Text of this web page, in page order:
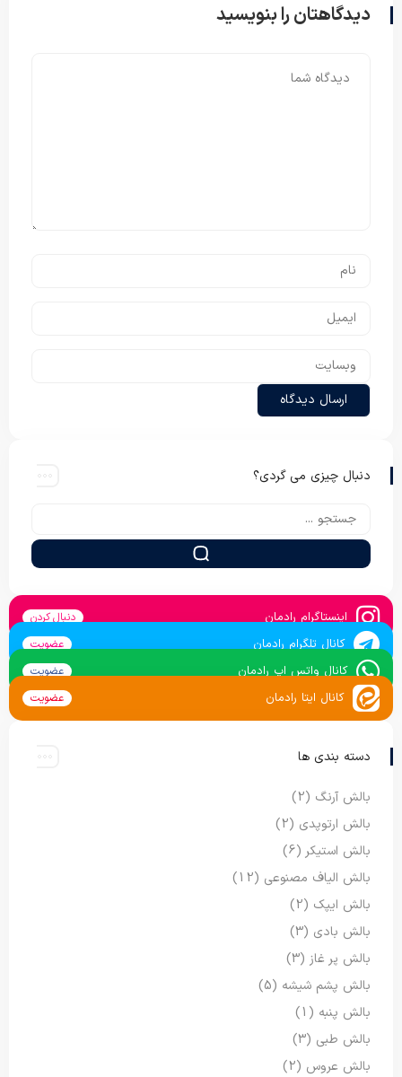
دیدگاهتان را بنویسید
دنبال چیزی می گردی؟
اینستاگرام رادمان دنبال کردن
کانال تلگرام رادمان عضویت
کانال واتس اپ رادمان عضویت
کانال ایتا رادمان عضویت
دسته بندی ها
بالش آرنگ (2)
بالش ارتوپدی (2)
بالش استیکر (6)
بالش الیاف مصنوعی (12)
بالش ایپک (2)
بالش بادی (3)
بالش پر غاز (3)
بالش پشم شیشه (5)
بالش پنبه (1)
بالش طبی (3)
بالش عروس (2)